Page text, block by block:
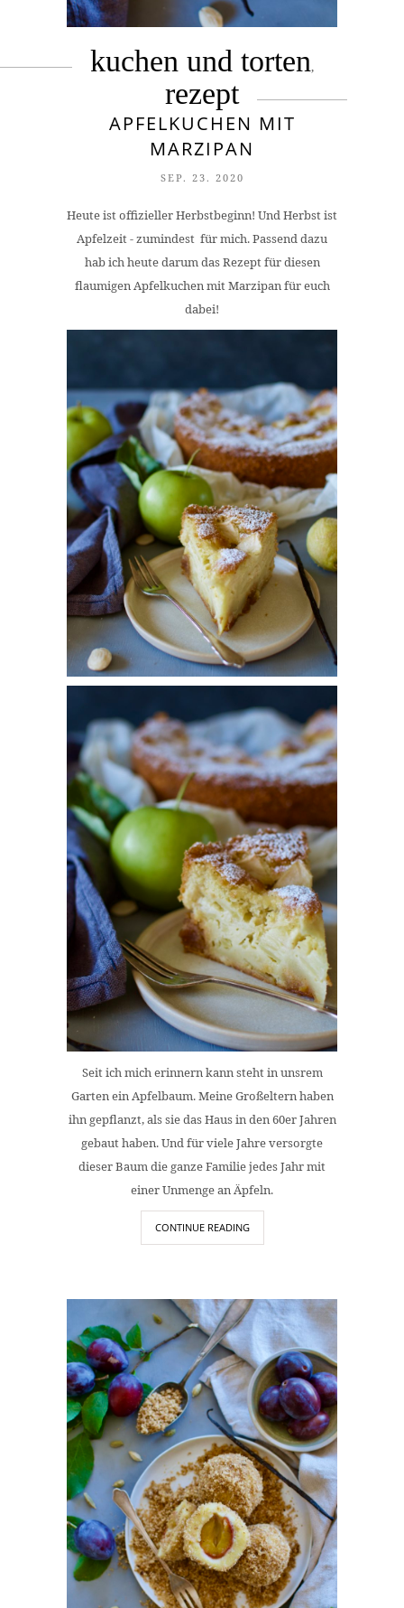
kuchen und torten,
rezept
APFELKUCHEN MIT
MARZIPAN
SEP. 23. 2020
Heute ist offizieller Herbstbeginn! Und Herbst ist
Apfelzeit - zumindest für mich. Passend dazu
hab ich heute darum das Rezept für diesen
flaumigen Apfelkuchen mit Marzipan für euch
dabei!
Seit ich mich erinnern kann steht in unsrem
Garten ein Apfelbaum. Meine Großeltern haben
ihn gepflanzt, als sie das Haus in den 60er Jahren
gebaut haben. Und für viele Jahre versorgte
dieser Baum die ganze Familie jedes Jahr mit
einer Unmenge an Äpfeln.
CONTINUE READING